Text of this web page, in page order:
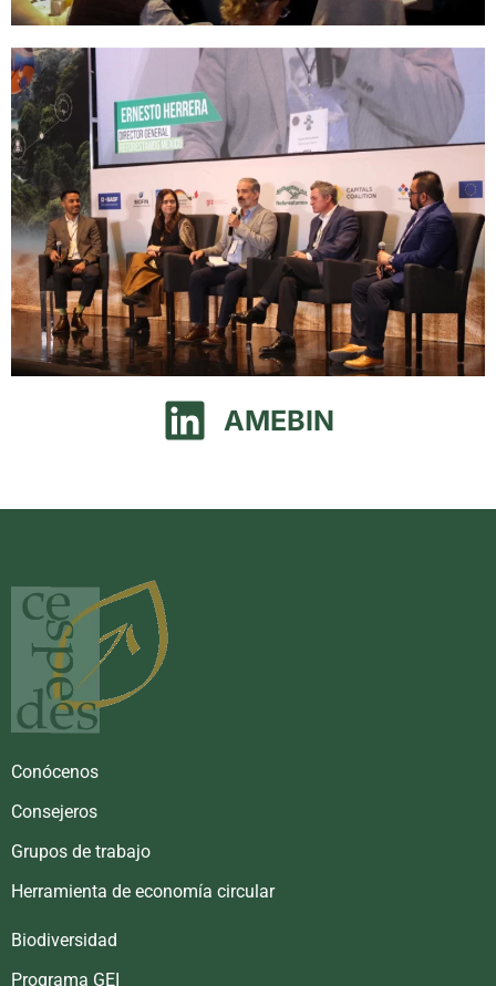
AMEBIN
Conócenos
Consejeros
Grupos de trabajo
Herramienta de economía circular
Biodiversidad
Programa GEI